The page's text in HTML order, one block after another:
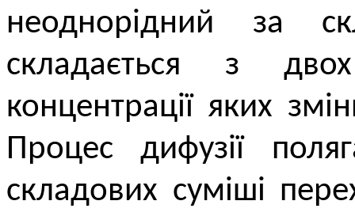
неоднорідний за
складається з
концентрації яких
Процес дифузії
складових суміші